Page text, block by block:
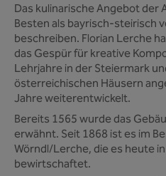
Das kulinarische Angebot der
Besten als bayrisch-steirisch
beschreiben. Florian Lerche
das Gespür für kreative
Lehrjahre in der Steiermark
österreichischen Häusern
Jahre weiterentwickelt.
Bereits 1565 wurde das
erwähnt. Seit 1868 ist es im
Wörndl/Lerche, die es heute
bewirtschaftet.